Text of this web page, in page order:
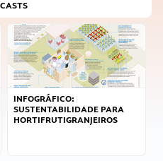
INFOGRÁFICO:
SUSTENTABILIDADE PARA
HORTIFRUTIGRANJEIROS